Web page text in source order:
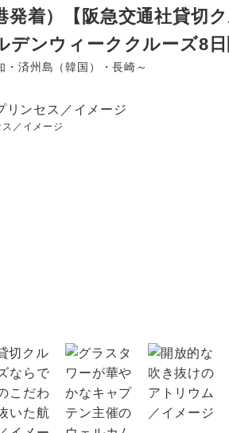
発着）【阪急交通社貸
デンウィーククルーズ8日
・済州島（韓国）・長崎～
／イメージ